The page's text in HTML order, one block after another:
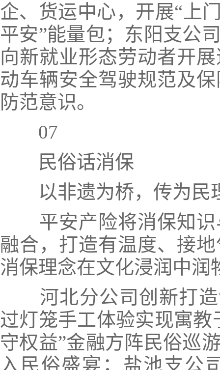
企、货运中心，开展“上
平安”能量包；东阳支公
向新就业形态劳动者开
动车辆安全驾驶规范及
防范意识。
07
民俗话消保
以非遗为桥，传为民
平安产险将消保知
融合，打造有温度、接
消保理念在文化浸润中润
河北分公司创新打造
过灯笼手工体验实现寓
守权益”金融方阵民俗巡
入民俗盛宴；盐池支公